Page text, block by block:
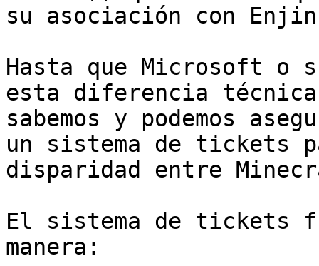
su asociación con
Hasta que Microsoft o
esta diferencia
sabemos y podemos
un sistema de tickets
disparidad entre
El sistema de tickets
manera: